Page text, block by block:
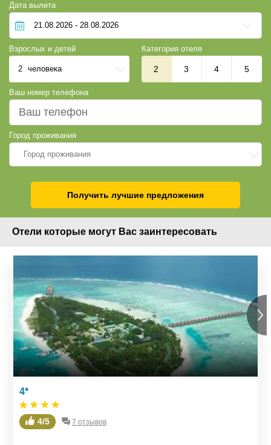
Дата вылета
Взрослых и детей
2 человека
Категория отеля
2 3 4 5
Ваш номер телефона
Город проживания
Город проживания
Получить лучшие предложения
Отели которые могут Вас заинтересовать
4*
4/5 7 отзывов